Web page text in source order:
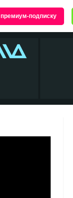
премиум-подписку